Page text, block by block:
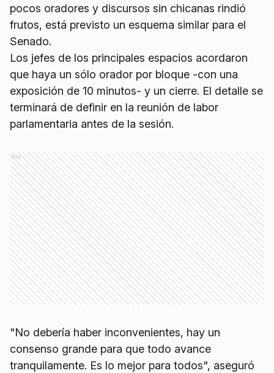
pocos oradores y discursos sin chicanas rindió
frutos, está previsto un esquema similar para el
Senado.
Los jefes de los principales espacios acordaron
que haya un sólo orador por bloque -con una
exposición de 10 minutos- y un cierre. El detalle se
terminará de definir en la reunión de labor
parlamentaria antes de la sesión.
Ads
"No debería haber inconvenientes, hay un
consenso grande para que todo avance
tranquilamente. Es lo mejor para todos", aseguró